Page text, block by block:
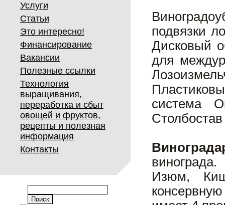
Услуги
Статьи
Это интересно!
Финансирование
Вакансии
Полезные ссылки
Технология
выращивания,
переработка и сбыт
овощей и фруктов,
рецепты и полезная
информация
Контакты
подвязки
Дисковый
для
система
Изюм,